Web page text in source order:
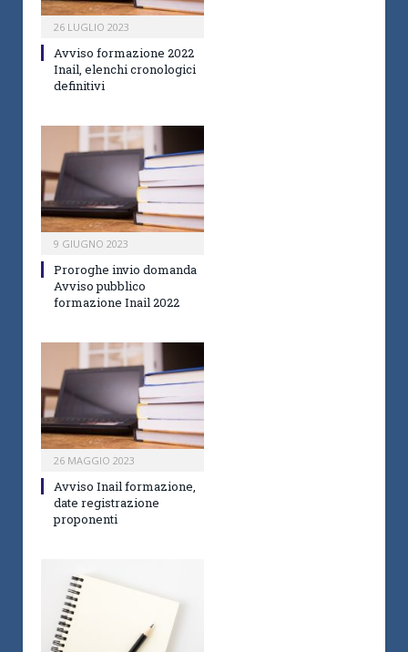
26 LUGLIO 2023
Avviso formazione 2022
Inail, elenchi cronologici
definitivi
9 GIUGNO 2023
Proroghe invio domanda
Avviso pubblico
formazione Inail 2022
26 MAGGIO 2023
Avviso Inail formazione,
date registrazione
proponenti